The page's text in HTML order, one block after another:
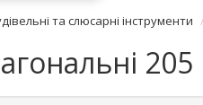
та слюсарні інструменти